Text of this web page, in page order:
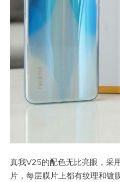
真我V25的配色无比亮眼，采
片，每层膜片上都有纹理和镀